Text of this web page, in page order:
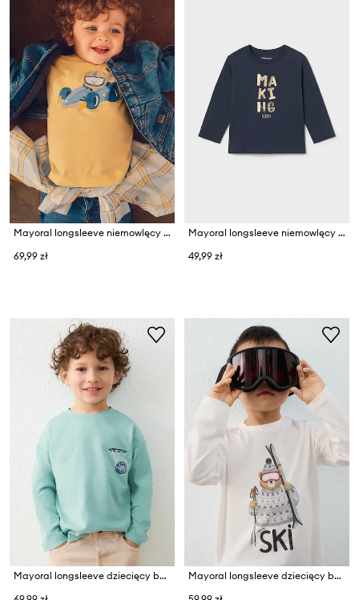
Mayoral longsleeve niemowlęcy bawełniany
69,99 zł
Mayoral longsleeve niemowlęcy bawełniany
49,99 zł
Mayoral longsleeve dziecięcy bawełniany
Mayoral longsleeve dziecięcy bawełniany